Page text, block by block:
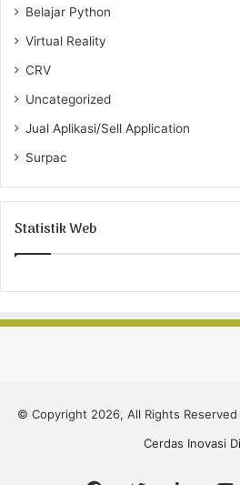
Belajar Python
Virtual Reality
CRV
Uncategorized
Jual Aplikasi/Sell Application
Surpac
Statistik Web
© Copyright 2026, All Rights
Cerdas Inovasi